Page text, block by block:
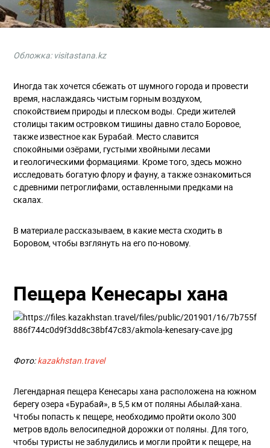
Обложка: visitastana.kz
Иногда так хочется сбежать от шумного города и провести
время, наслаждаясь чистым горным воздухом,
спокойствием природы и плеском воды. Среди жителей
столицы таким островком тишины давно стало Боровое,
также известное как Бурабай. Место славится
спокойными озёрами, густыми хвойными лесами
и геологическими формациями. Кроме того, здесь можно
исследовать богатую флору и фауну, а также ознакомиться
с древними петроглифами, оставленными предками на
скалах.
В материале рассказываем, в какие места сходить в
Боровом, чтобы взглянуть на его по-новому.
Пещера Кенесары хана
Фото:kazakhstan.travel
Легендарная пещера Кенесары хана расположена на южном
берегу озера «Бурабай», в 5,5 км от поляны Абылай-хана.
Чтобы попасть к пещере, необходимо пройти около 300
метров вдоль велосипедной дорожки от поляны. Для того,
чтобы туристы не заблудились и могли пройти к пещере, на